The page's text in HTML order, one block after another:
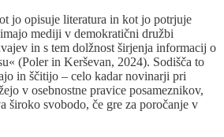
jo opisuje literatura in kot jo potrjuje
mediji v demokratični družbi
in s tem dolžnost širjenja informacij o
(Poler in Kerševan, 2024). Sodišča to
in ščitijo – celo kadar novinarji pri
v osebnostne pravice posameznikov,
široko svobodo, če gre za poročanje v